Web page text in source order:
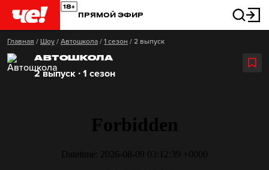
ПРЯМОЙ ЭФИР
Главная / Шоу / Автошкола / 1 сезон / 2 выпуск
АВТОШКОЛА
2 выпуск ∙ 1 сезон